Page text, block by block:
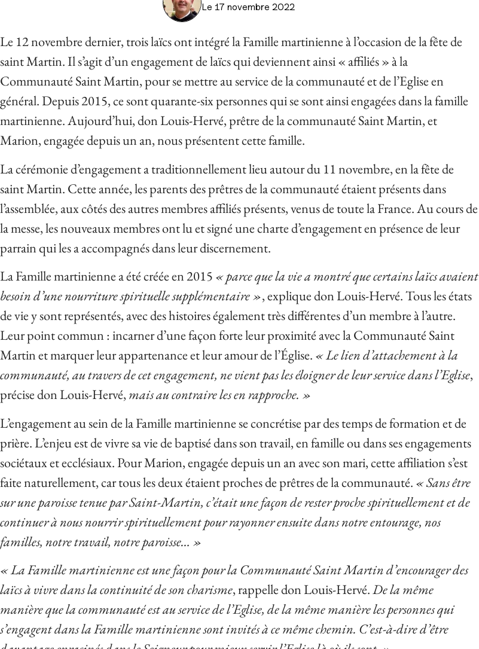
Le 17 novembre 2022
Le 12 novembre dernier, trois laïcs ont intégré la Famille martinienne à l’occasion de la fête de
saint Martin. Il s’agit d’un engagement de laïcs qui deviennent ainsi « affiliés » à la
Communauté Saint Martin, pour se mettre au service de la communauté et de l’Eglise en
général. Depuis 2015, ce sont quarante-six personnes qui se sont ainsi engagées dans la famille
martinienne. Aujourd’hui, don Louis-Hervé, prêtre de la communauté Saint Martin, et
Marion, engagée depuis un an, nous présentent cette famille.
La cérémonie d’engagement a traditionnellement lieu autour du 11 novembre, en la fête de
saint Martin. Cette année, les parents des prêtres de la communauté étaient présents dans
l’assemblée, aux côtés des autres membres affiliés présents, venus de toute la France. Au cours de
la messe, les nouveaux membres ont lu et signé une charte d’engagement en présence de leur
parrain qui les a accompagnés dans leur discernement.
La Famille martinienne a été créée en 2015 « parce que la vie a montré que certains laïcs avaient
besoin d’une nourriture spirituelle supplémentaire », explique don Louis-Hervé. Tous les états
de vie y sont représentés, avec des histoires également très différentes d’un membre à l’autre.
Leur point commun : incarner d’une façon forte leur proximité avec la Communauté Saint
Martin et marquer leur appartenance et leur amour de l’Église. « Le lien d’attachement à la
communauté, au travers de cet engagement, ne vient pas les éloigner de leur service dans l’Eglise,
précise don Louis-Hervé, mais au contraire les en rapproche. »
L’engagement au sein de la Famille martinienne se concrétise par des temps de formation et de
prière. L’enjeu est de vivre sa vie de baptisé dans son travail, en famille ou dans ses engagements
sociétaux et ecclésiaux. Pour Marion, engagée depuis un an avec son mari, cette affiliation s’est
faite naturellement, car tous les deux étaient proches de prêtres de la communauté. « Sans être
sur une paroisse tenue par Saint-Martin, c’était une façon de rester proche spirituellement et de
continuer à nous nourrir spirituellement pour rayonner ensuite dans notre entourage, nos
familles, notre travail, notre paroisse… »
« La Famille martinienne est une façon pour la Communauté Saint Martin d’encourager des
laïcs à vivre dans la continuité de son charisme, rappelle don Louis-Hervé.De la même
manière que la communauté est au service de l’Eglise, de la même manière les personnes qui
s’engagent dans la Famille martinienne sont invités à ce même chemin. C’est-à-dire d’être